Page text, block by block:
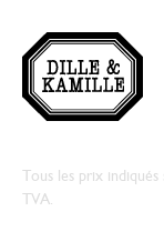
Tous les prix
TVA.